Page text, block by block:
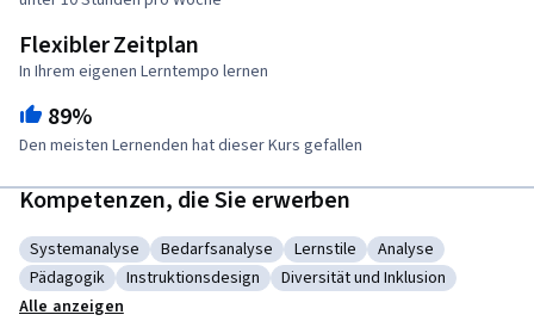
Flexibler Zeitplan
In Ihrem eigenen Lerntempo lernen
89%
Den meisten Lernenden hat dieser Kurs gefallen
Kompetenzen, die Sie erwerben
Kategorie: Systemanalyse
Systemanalyse Kategorie: Bedarfsanalyse
Bedarfsanalyse Kategorie: Lernstile
Lernstile Kategorie: Analyse
Analyse
Kategorie: Pädagogik
Pädagogik Kategorie: Instruktionsdesign
Instruktionsdesign Kategorie: Diversität und
Diversität und Inklusion
Alle anzeigen